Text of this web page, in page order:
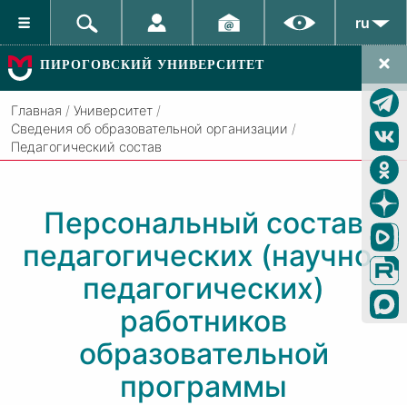
ru
ПИРОГОВСКИЙ УНИВЕРСИТЕТ
Главная / Университет /
Сведения об образовательной организации /
Педагогический состав
Персональный состав
педагогических (научно-
педагогических)
работников
образовательной
программы